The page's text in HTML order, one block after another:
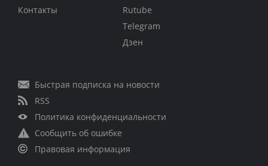
Контакты
Rutube
Telegram
Дзен
Быстрая подписка на новости
RSS
Политика конфиденциальности
Сообщить об ошибке
Правовая информация